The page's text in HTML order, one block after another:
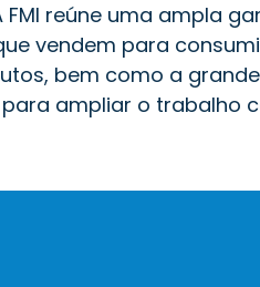
FMI reúne uma ampla
vendem para
bem como a
ampliar o trabalho